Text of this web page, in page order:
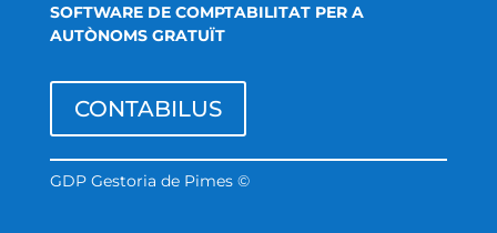
SOFTWARE DE COMPTABILITAT PER A
AUTÒNOMS GRATUÏT
CONTABILUS
GDP Gestoria de Pimes ©